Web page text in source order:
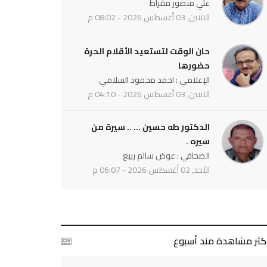
الاثنين, 03 أغسطس 2026 - 08:02 م
حان الوقت لتستعيد الأقلام الحرة
حضورها
الإعلامي : احمد محمود السلامي
الاثنين, 03 أغسطس 2026 - 04:10 م
الدكتور طه حسين ... .. سيرة من
سيره .
الصحافي : عوض سالم ربيع
الأحد, 02 أغسطس 2026 - 06:07 م
مشاهدة مند أسبوع